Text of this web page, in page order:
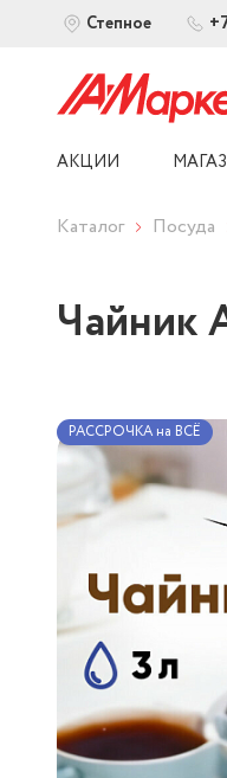
Степное
АКЦИИ
Каталог Посуда
Чайник
РАССРОЧКА на ВСЁ